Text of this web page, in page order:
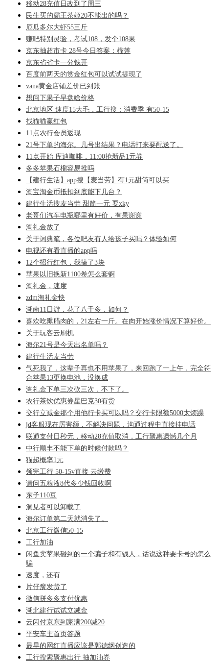
移动28充值日改到了周三
民生买的霸王茶姬20不能出的吗？
厄瓜多尔大虾55三斤
赚吧特别灵验，考试108，发个108果
京东抽超市卡 28号今日答案：榴莲
京东省省卡一分钱开
百度前两天的赏金红包可以试试提现了
vana黄金店铺差价已到账
想问下果子早盘啥价格
北京地区 速度15大毛，工行搜：消费季 有50-15
找猫猫赢红包
11点农行会员返现
21号下单的海尔。几号出结果？电话打来要配送了。
11点开始 库迪咖啡，11:00抢新品1元券
多多苹果石榴容易推吗
【建行生活】app搜【麦当劳】有1元甜筒可以买
淘宝淘金币抵扣到底能下几台？
建行生活搜麦当劳 甜筒一元 要xky
老哥们汽车电瓶哪里有好价，有果谢谢
淘礼金放了
关于词典笔，各位吧友有人给孩子买吗？体验如何
电视还有看直播的app吗
12个招行红包，我搞了3块
苹果以旧换新1100卷怎么套锕
淘礼金，速度
zdm淘礼金快
湖南11日游，花了八千多，如何？
喜欢吃熏腊肉的，21左右一斤。在肉开始涨价情况下算好价。
关于玩客云刷机
海尔21号是今天出名单吗？
建行生活麦当劳
气死我了，这辈子再也不用苹果了，来回跑了一上午，完全符
合苹果13更换电池，没换成
淘礼金下单三次砍三次，不下了。
农行茶饮优惠券星巴克30有货
交行立减金那个用他行卡买可以吗？交行卡限额5000太烦躁
jd客服现在厉害额，不解决问题，沟通过程中直接挂电话
联通支付日秒无，移动28充值取消，工行聚惠遗憾几个月
中行顺丰不能下单的时候付款吗？
猫超概率1元
领完工行 50-15v直接 云缴费
请问五粮液8代多少钱回收啊
东子110豆
洞见者可以卸载了
海尔订单第二天就消失了。
北京工行微信50-15
工行加油
闲鱼卖苹果碰到的一个骗子和有钱人，话说这种要卡号的怎么
骗
速度，还有
片仔癀发货了
微信拼多多支付优惠
湖北建行试试立减金
云闪付京东到家满200减20
平安车主首页答题
最早的网红直播应该是郭德纲创造的
工行搜索聚惠出行 抽加油券